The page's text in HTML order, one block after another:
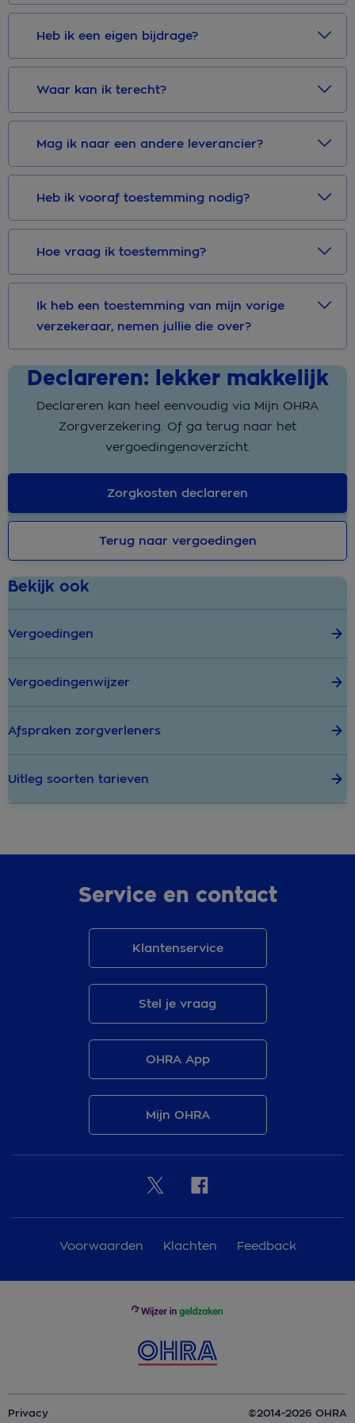
Heb ik een eigen bijdrage?
Waar kan ik terecht?
Mag ik naar een andere leverancier?
Heb ik vooraf toestemming nodig?
Hoe vraag ik toestemming?
Ik heb een toestemming van mijn vorige
verzekeraar, nemen jullie die over?
Declareren: lekker makkelijk
Declareren kan heel eenvoudig via Mijn OHRA
Zorgverzekering. Of ga terug naar het
vergoedingenoverzicht.
Zorgkosten declareren
Terug naar vergoedingen
Bekijk ook
Vergoedingen
Vergoedingenwijzer
Afspraken zorgverleners
Uitleg soorten tarieven
Service en contact
Klantenservice
Stel je vraag
OHRA App
Mijn OHRA
Voorwaarden Klachten Feedback
Privacy ©2014-2026 OHRA